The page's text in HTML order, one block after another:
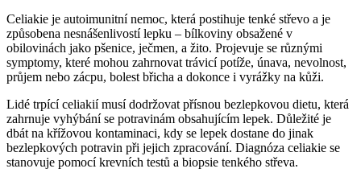
Celiakie je autoimunitní nemoc, která postihuje tenké střevo a je
způsobena nesnášenlivostí lepku – bílkoviny obsažené v
obilovinách jako pšenice, ječmen, a žito. Projevuje se různými
symptomy, které mohou zahrnovat trávicí potíže, únava, nevolnost,
průjem nebo zácpu, bolest břicha a dokonce i vyrážky na kůži.
Lidé trpící celiakií musí dodržovat přísnou bezlepkovou dietu, která
zahrnuje vyhýbání se potravinám obsahujícím lepek. Důležité je
dbát na křížovou kontaminaci, kdy se lepek dostane do jinak
bezlepkových potravin při jejich zpracování. Diagnóza celiakie se
stanovuje pomocí krevních testů a biopsie tenkého střeva.